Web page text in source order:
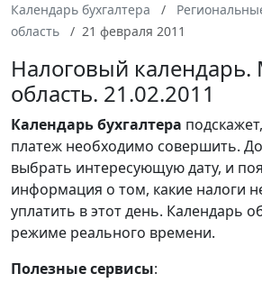
Календарь бухгалтера
область
21 февраля 2011
Налоговый календарь.
область. 21.02.2011
Календарьбухгалтера
платеж необходимо совершить.
выбрать интересующую дату, и
информация о том, какие налоги
уплатить в этот день. Календарь
режиме реального времени.
Полезные сервисы: